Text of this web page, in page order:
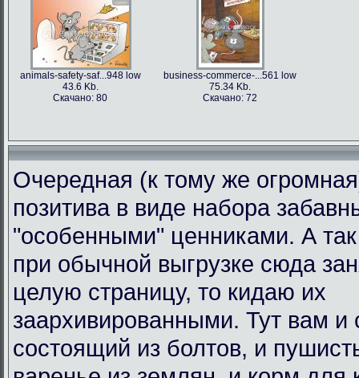
animals-safety-saf...948 low
43.6 Kb.
Скачано: 80
business-commerce-...561 low
75.34 Kb.
Скачано: 72
Очередная (к тому же
позитива в виде набора
"особенными" ценниками. А так
при обычной выгрузке сюда
целую страницу, то кидаю их
заархивированными. Тут вам и
состоящий из болтов, и